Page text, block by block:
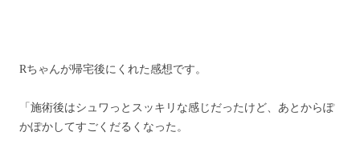
Rちゃんが帰宅後にくれた感想です。
「施術後はシュワっとスッキリな感じだったけど、あとからぽ
かぽかしてすごくだるくなった。